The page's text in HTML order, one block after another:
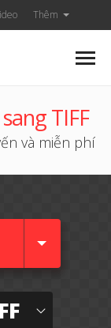
Thêm
TIFF
và miễn phí